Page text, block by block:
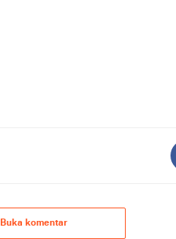
Buka komentar